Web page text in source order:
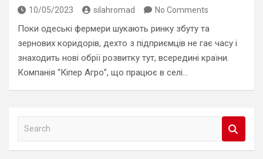
10/05/2023 silahromad No Comments
Поки одеські фермери шукають ринку збуту та
зернових коридорів, дехто з підприємців не гає часу і
знаходить нові обрії розвитку тут, всередині країни.
Компанія “Кіпер Агро”, що працює в селі…
a